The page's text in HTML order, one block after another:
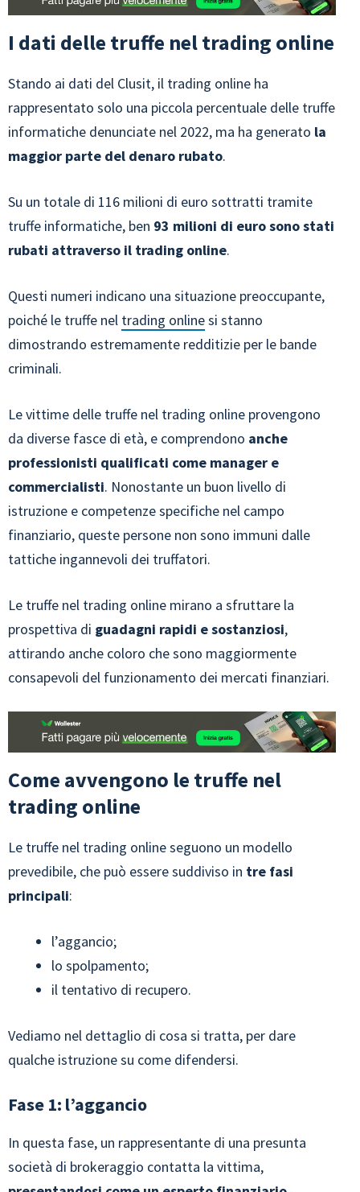
I dati delle truffe nel trading online
Stando ai dati del Clusit, il trading online ha
rappresentato solo una piccola percentuale delle truffe
informatiche denunciate nel 2022, ma ha generato la
maggior parte del denaro rubato.
Su un totale di 116 milioni di euro sottratti tramite
truffe informatiche, ben 93 milioni di euro sono stati
rubati attraverso il trading online.
Questi numeri indicano una situazione preoccupante,
poiché le truffe nel trading onlinesi stanno
dimostrando estremamente redditizie per le bande
criminali.
Le vittime delle truffe nel trading online provengono
da diverse fasce di età, e comprendono anche
professionisti qualificati come manager e
commercialisti. Nonostante un buon livello di
istruzione e competenze specifiche nel campo
finanziario, queste persone non sono immuni dalle
tattiche ingannevoli dei truffatori.
Le truffe nel trading online mirano a sfruttare la
prospettiva di guadagni rapidi e sostanziosi,
attirando anche coloro che sono maggiormente
consapevoli del funzionamento dei mercati finanziari.
Come avvengono le truffe nel
trading online
Le truffe nel trading online seguono un modello
prevedibile, che può essere suddiviso in tre fasi
principali:
l’aggancio;
lo spolpamento;
il tentativo di recupero.
Vediamo nel dettaglio di cosa si tratta, per dare
qualche istruzione su come difendersi.
Fase 1: l’aggancio
In questa fase, un rappresentante di una presunta
società di brokeraggio contatta la vittima,